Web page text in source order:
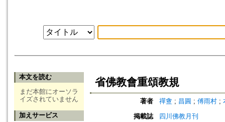
本文を読む
まだ本館にオーソラ
イズされていません
加えサービス
省佛教會重頌教規
著者 禪盦 ; 昌圓 ; 傅雨村 ;
掲載誌
四川佛教月刊